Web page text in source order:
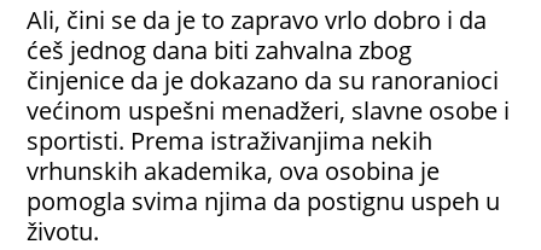
Ali, čini se da je to zapravo vrlo dobro i da
ćeš jednog dana biti zahvalna zbog
činjenice da je dokazano da su ranoranioci
većinom uspešni menadžeri, slavne osobe i
sportisti. Prema istraživanjima nekih
vrhunskih akademika, ova osobina je
pomogla svima njima da postignu uspeh u
životu.